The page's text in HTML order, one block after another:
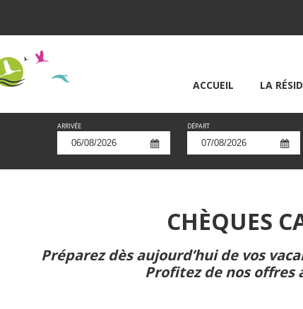
ACCUEIL LA
ARRIVÉE DÉPART
CHÈQUES
Préparez dès aujourd’hui de vos
Profitez de nos offres